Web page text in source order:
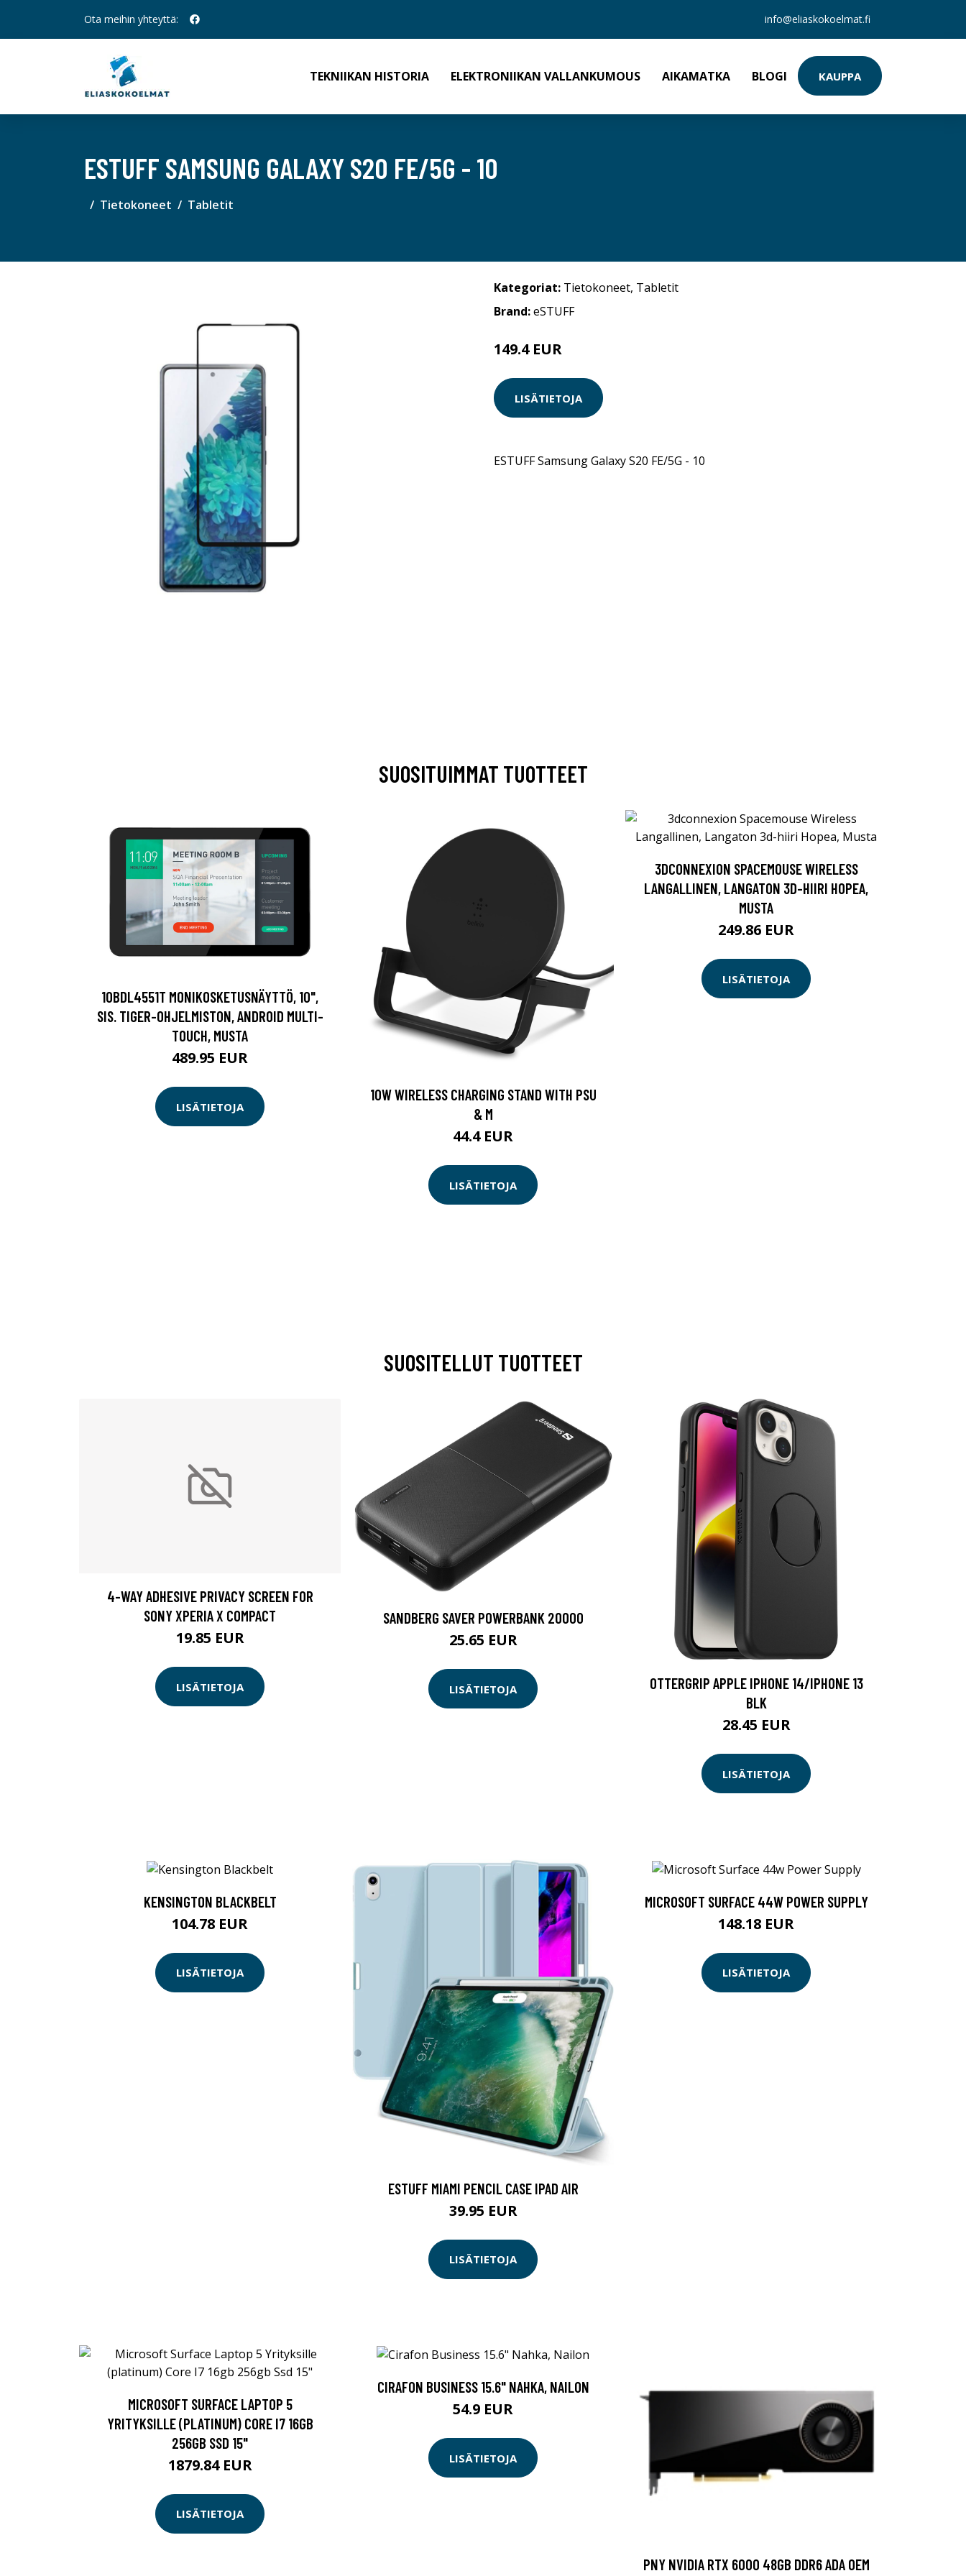
Ota meihin yhteyttä: info@eliaskokoelmat.fi
TEKNIIKAN HISTORIA ELEKTRONIIKAN VALLANKUMOUS AIKAMATKA BLOGI KAUPPA
ESTUFF SAMSUNG GALAXY S20 FE/5G - 10
Tietokoneet Tabletit
Kategoriat: Tietokoneet, Tabletit
Brand:eSTUFF
149.4 EUR
LISÄTIETOJA
ESTUFF Samsung Galaxy S20 FE/5G - 10
SUOSITUIMMAT TUOTTEET
10BDL4551T MONIKOSKETUSNÄYTTÖ, 10",
SIS. TIGER-OHJELMISTON, ANDROID MULTI-
TOUCH, MUSTA
489.95 EUR
LISÄTIETOJA
10W WIRELESS CHARGING STAND WITH PSU
& M
44.4 EUR
LISÄTIETOJA
3DCONNEXION SPACEMOUSE WIRELESS
LANGALLINEN, LANGATON 3D-HIIRI HOPEA,
MUSTA
249.86 EUR
LISÄTIETOJA
SUOSITELLUT TUOTTEET
4-WAY ADHESIVE PRIVACY SCREEN FOR
SONY XPERIA X COMPACT
19.85 EUR
LISÄTIETOJA
SANDBERG SAVER POWERBANK 20000
25.65 EUR
LISÄTIETOJA
OTTERGRIP APPLE IPHONE 14/IPHONE 13
BLK
28.45 EUR
LISÄTIETOJA
KENSINGTON BLACKBELT
104.78 EUR
LISÄTIETOJA
ESTUFF MIAMI PENCIL CASE IPAD AIR
39.95 EUR
LISÄTIETOJA
MICROSOFT SURFACE 44W POWER SUPPLY
148.18 EUR
LISÄTIETOJA
MICROSOFT SURFACE LAPTOP 5
YRITYKSILLE (PLATINUM) CORE I7 16GB
256GB SSD 15"
1879.84 EUR
LISÄTIETOJA
CIRAFON BUSINESS 15.6" NAHKA, NAILON
54.9 EUR
LISÄTIETOJA
PNY NVIDIA RTX 6000 48GB DDR6 ADA OEM